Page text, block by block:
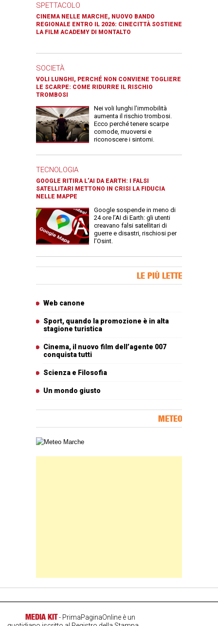
SPETTACOLO
CINEMA NELLE MARCHE, NUOVO BANDO
REGIONALE ENTRO IL 2026: CINECITTÀ SOSTIENE
LA FILM ACADEMY DI MONTALTO
SOCIETÀ
VOLI LUNGHI, PERCHÉ NON CONVIENE TOGLIERE
LE SCARPE: COME RIDURRE IL RISCHIO
TROMBOSI
Nei voli lunghi l’immobilità
aumenta il rischio trombosi.
Ecco perché tenere scarpe
comode, muoversi e
riconoscere i sintomi.
TECNOLOGIA
GOOGLE RITIRA L’AI DA EARTH: I FALSI
SATELLITARI METTONO IN CRISI LA FIDUCIA
NELLE MAPPE
Google sospende in meno di
24 ore l’AI di Earth: gli utenti
creavano falsi satellitari di
guerre e disastri, rischiosi per
l’Osint.
LE PIÙ LETTE
Web canone
Sport, quando la promozione è in alta
stagione turistica
Cinema, il nuovo film dell’agente 007
conquista tutti
Scienza e Filosofia
Un mondo giusto
METEO
Carta meteorologica delle Marche
MEDIA KIT- PrimaPaginaOnline è un